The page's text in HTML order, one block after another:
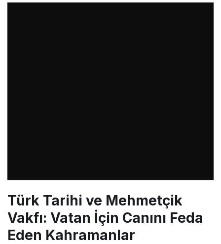
Türk Tarihi ve Mehmetçik
Vakfı: Vatan İçin Canını Feda
Eden Kahramanlar